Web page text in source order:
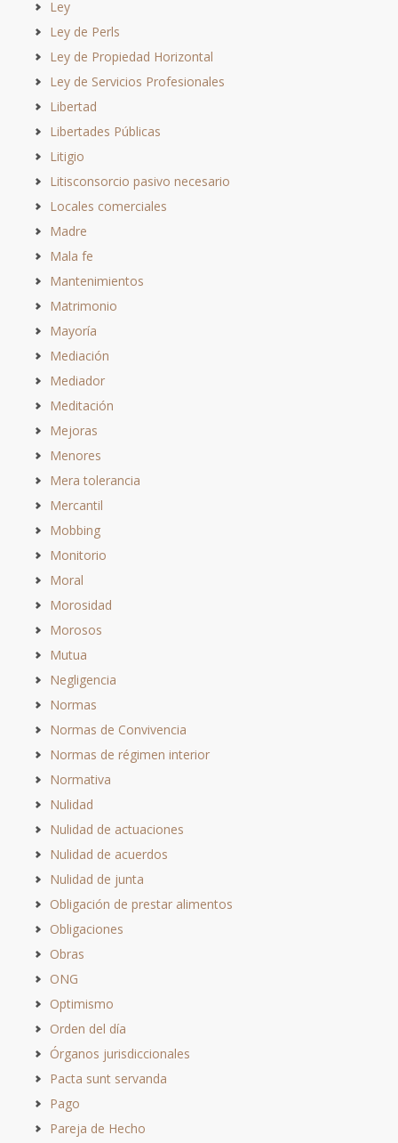
Ley
Ley de Perls
Ley de Propiedad Horizontal
Ley de Servicios Profesionales
Libertad
Libertades Públicas
Litigio
Litisconsorcio pasivo necesario
Locales comerciales
Madre
Mala fe
Mantenimientos
Matrimonio
Mayoría
Mediación
Mediador
Meditación
Mejoras
Menores
Mera tolerancia
Mercantil
Mobbing
Monitorio
Moral
Morosidad
Morosos
Mutua
Negligencia
Normas
Normas de Convivencia
Normas de régimen interior
Normativa
Nulidad
Nulidad de actuaciones
Nulidad de acuerdos
Nulidad de junta
Obligación de prestar alimentos
Obligaciones
Obras
ONG
Optimismo
Orden del día
Órganos jurisdiccionales
Pacta sunt servanda
Pago
Pareja de Hecho